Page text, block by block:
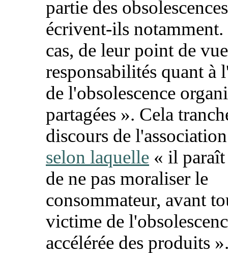
partie des obsolescences
écrivent-ils
cas, de leur point de
responsabilités quant à
de l'obsolescence
partagées ». Cela
discours de
selon laquelle « il paraît
de ne pas moraliser le
consommateur, avant
victime de
accélérée des produits